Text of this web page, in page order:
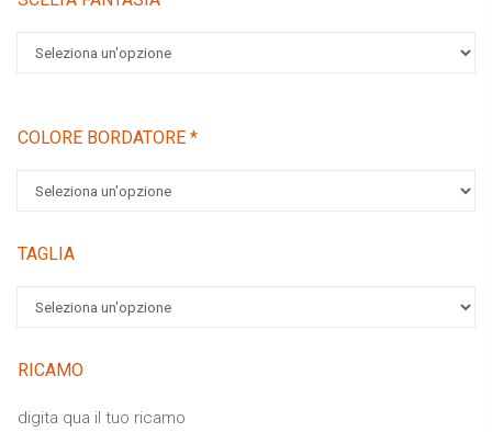
COLORE BORDATORE *
TAGLIA
RICAMO
digita qua il tuo ricamo